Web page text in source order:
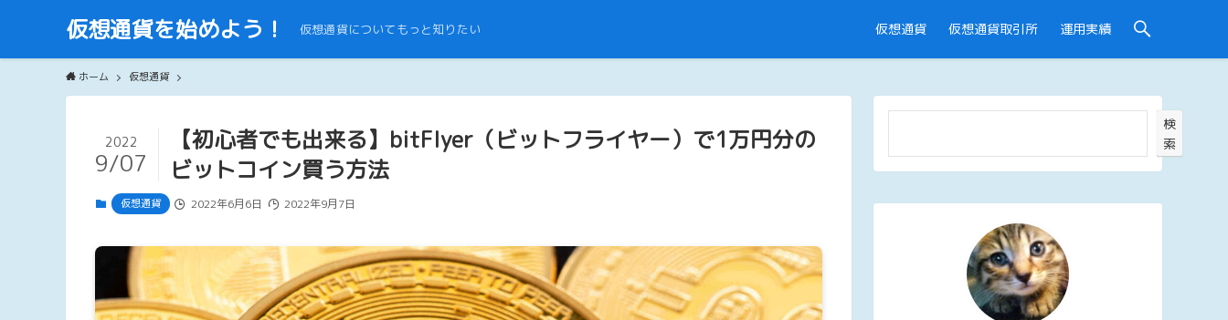
仮想通貨を始めよう！ 仮想通貨についてもっと知りたい 仮想通貨 仮想通貨取引所 運用実績
ホーム 仮想通貨
【初心者でも出来る】bitFlyer（ビットフライヤー）で1万円分の
ビットコイン買う方法
2022
9/07
仮想通貨 2022年6月6日 2022年9月7日
検
索